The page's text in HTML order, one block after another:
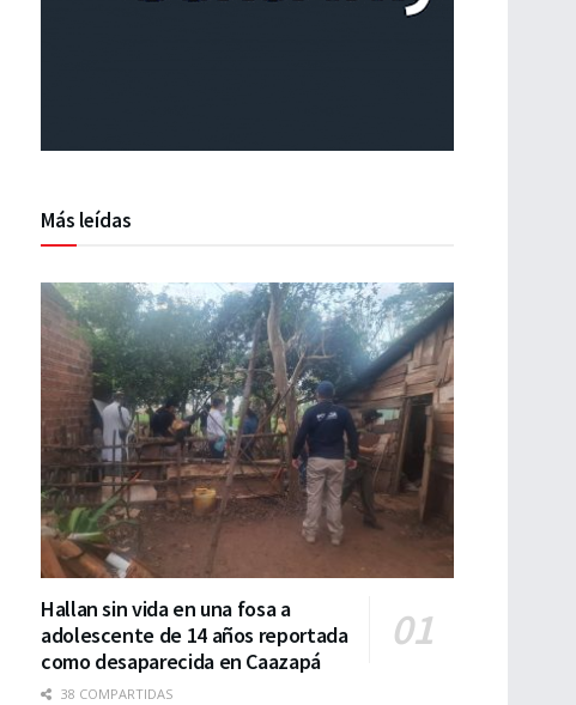
Más leídas
Hallan sin vida en una fosa a
adolescente de 14 años reportada
como desaparecida en Caazapá
38 COMPARTIDAS